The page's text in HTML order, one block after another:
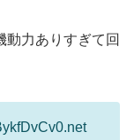
動力ありすぎて回